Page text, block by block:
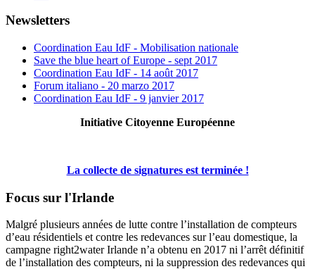
Newsletters
Coordination Eau IdF - Mobilisation nationale
Save the blue heart of Europe - sept 2017
Coordination Eau IdF - 14 août 2017
Forum italiano - 20 marzo 2017
Coordination Eau IdF - 9 janvier 2017
Initiative Citoyenne Européenne
La collecte de signatures est terminée !
Focus sur l'Irlande
Malgré plusieurs années de lutte contre l’installation de compteurs
d’eau résidentiels et contre les redevances sur l’eau domestique, la
campagne right2water Irlande n’a obtenu en 2017 ni l’arrêt définitif
de l’installation des compteurs, ni la suppression des redevances qui